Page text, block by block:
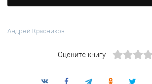
Андрей Красников
Оцените книгу